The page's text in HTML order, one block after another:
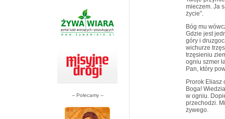
-- Polecamy --
mieczem. Ja
życie”.
Bóg mu
Gdzie jest
góry i
wichurze
trzęsieniu
ogniu szmer
Pan, który
Prorok Eliasz
Boga!
w ogniu.
przechodzi.
żywego.